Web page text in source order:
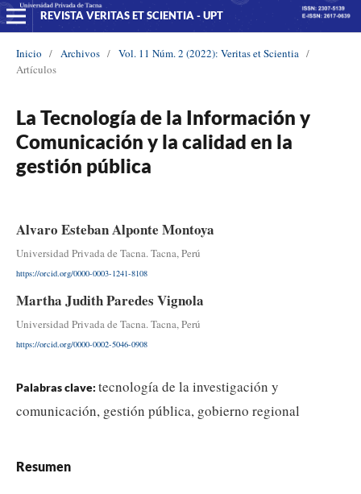
REVISTA VERITAS ET SCIENTIA - UPT
Inicio / Archivos / Vol. 11 Núm. 2 (2022): Veritas et Scientia /
Artículos
La Tecnología de la Información y
Comunicación y la calidad en la
gestión pública
Alvaro Esteban Alponte Montoya
Universidad Privada de Tacna. Tacna, Perú
https://orcid.org/0000-0003-1241-8108
Martha Judith Paredes Vignola
Universidad Privada de Tacna. Tacna, Perú
https://orcid.org/0000-0002-5046-0908
Palabras clave: tecnología de la investigación y
comunicación, gestión pública, gobierno regional
Resumen